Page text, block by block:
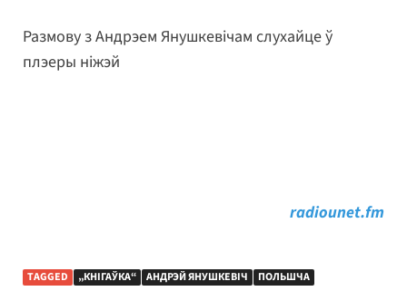
Размову з Андрэем Янушкевічам слухайце ў
плэеры ніжэй
radiounet.fm
TAGGED „КНІГАЎКА“ АНДРЭЙ ЯНУШКЕВІЧ ПОЛЬШЧА